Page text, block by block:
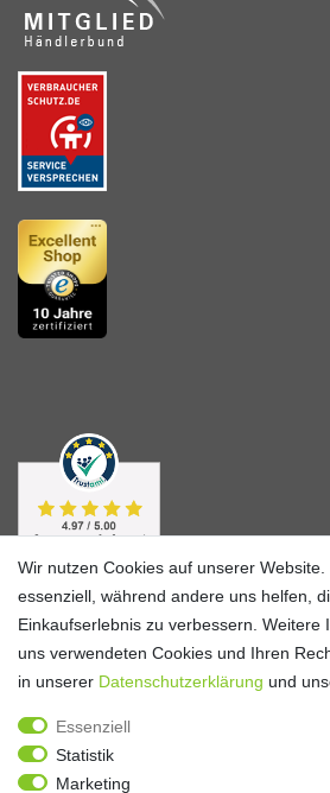
Alle Preise verstehen sich inkl. ges. MwSt.
Wir nutzen Cookies auf unserer
essenziell, während andere uns helfen,
Einkaufserlebnis zu verbessern. Weitere
uns verwendeten Cookies und Ihren
in unserer Daten­schutz­erklärung und
Essenziell
Statistik
Marketing